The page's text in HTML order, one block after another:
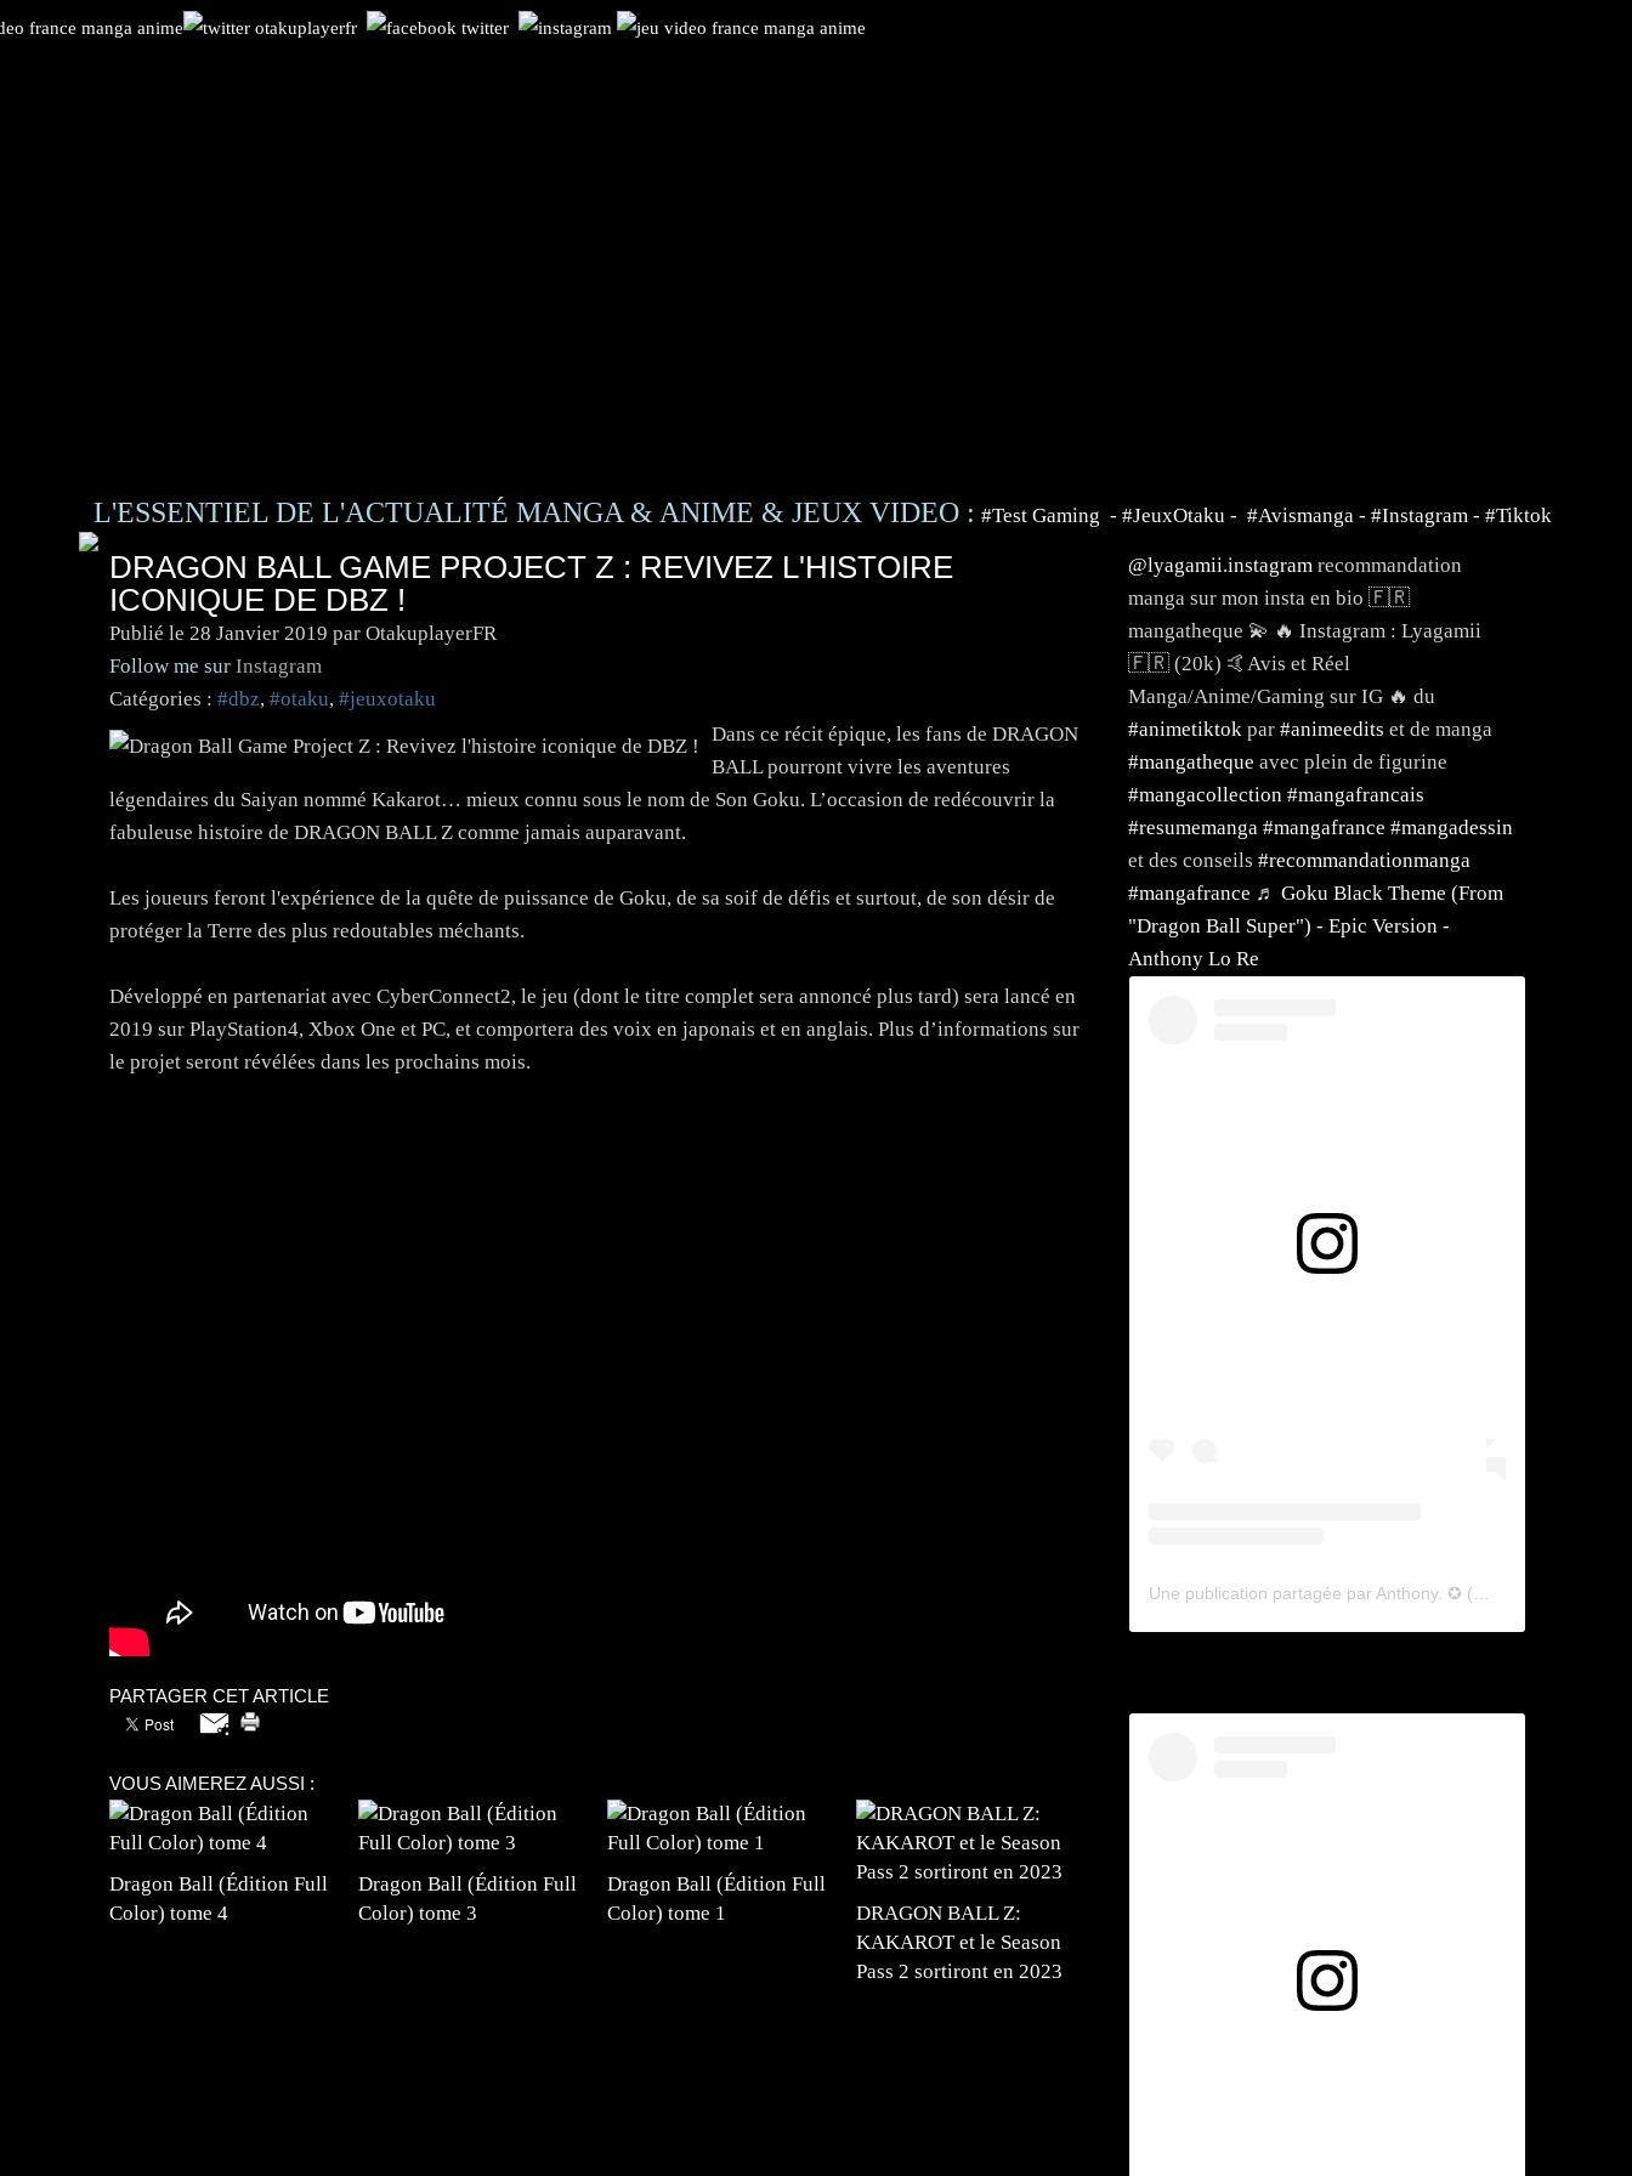
L'ESSENTIEL DE L'ACTUALITÉ MANGA & ANIME & JEUX VIDEO : #Test Gaming - #JeuxOtaku - #Avismanga - #Instagram - #Tiktok
DRAGON BALL GAME PROJECT Z : REVIVEZ L'HISTOIRE
ICONIQUE DE DBZ !
Publié le 28 Janvier 2019 par OtakuplayerFR
Follow me sur Instagram
Catégories : #dbz, #otaku, #jeuxotaku
Dans ce récit épique, les fans de DRAGON
BALL pourront vivre les aventures
légendaires du Saiyan nommé Kakarot… mieux connu sous le nom de Son Goku. L’occasion de redécouvrir la
fabuleuse histoire de DRAGON BALL Z comme jamais auparavant.
Les joueurs feront l'expérience de la quête de puissance de Goku, de sa soif de défis et surtout, de son désir de
protéger la Terre des plus redoutables méchants.
Développé en partenariat avec CyberConnect2, le jeu (dont le titre complet sera annoncé plus tard) sera lancé en
2019 sur PlayStation4, Xbox One et PC, et comportera des voix en japonais et en anglais. Plus d’informations sur
le projet seront révélées dans les prochains mois.
PARTAGER CET ARTICLE
VOUS AIMEREZ AUSSI :
Dragon Ball (Édition Full
Color) tome 4
Dragon Ball (Édition Full
Color) tome 3
Dragon Ball (Édition Full
Color) tome 1
DRAGON BALL Z:
KAKAROT et le Season
Pass 2 sortiront en 2023
@lyagamii.instagram recommandation
manga sur mon insta en bio 🇫🇷
mangatheque 💫 🔥 Instagram : Lyagamii
🇫🇷 (20k) 🤙Avis et Réel
Manga/Anime/Gaming sur IG 🔥 du
#animetiktok par #animeedits et de manga
#mangatheque avec plein de figurine
#mangacollection #mangafrancais
#resumemanga #mangafrance #mangadessin
et des conseils #recommandationmanga
#mangafrance ♬ Goku Black Theme (From
"Dragon Ball Super") - Epic Version -
Anthony Lo Re